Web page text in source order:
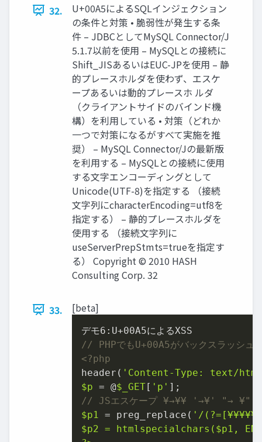
32.
U+00A5によるSQLインジェクション
の条件と対策 • 脆弱性が発生する条
件 – JDBCとしてMySQL Connector/J
5.1.7以前を使用 – MySQLとの接続に
Shift_JISあるいはEUC-JPを使用 – 静
的プレースホルダを使わず、エスケ
ープあるいは動的プレースホ ルダ
（クライアントサイドのバインド機
構）を利用している • 対策（どれか
一つで対策になるがすべて実施を推
奨） – MySQL Connector/Jの最新版
を利用する – MySQLとの接続に使用
する文字エンコーディングとして
Unicode(UTF-8)を指定する （接続
文字列にcharacterEncoding=utf8を
指定する） – 静的プレースホルダを
使用する （接続文字列に
useServerPrepStmts=trueを指定す
る） Copyright © 2010 HASH
Consulting Corp. 32
33. [beta]
デモ6 :U+00
// PHPでもU+00A5がバックスラッシュ
<?php
header( 'Content-Type: text/
$p = @$_GET[ 'p'
// JSエスケープ ¥→¥¥ '→¥' "→ ¥"
$p1
= preg_replace( '/
$p2 = htmlspecialchars( $p1 ,